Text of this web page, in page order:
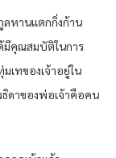
ลหานแตกกิ่งก้าน
มีคุณสมบัติในการ
เทของเจ้าอยู่ใน
ดาของพ่อเจ้าคือคน